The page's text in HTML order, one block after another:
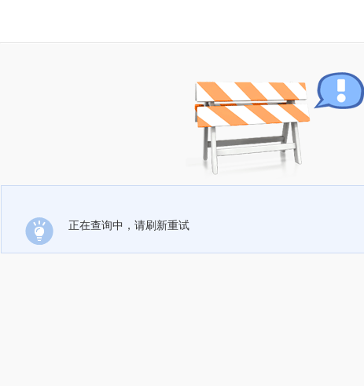
正在查询中，请刷新重试